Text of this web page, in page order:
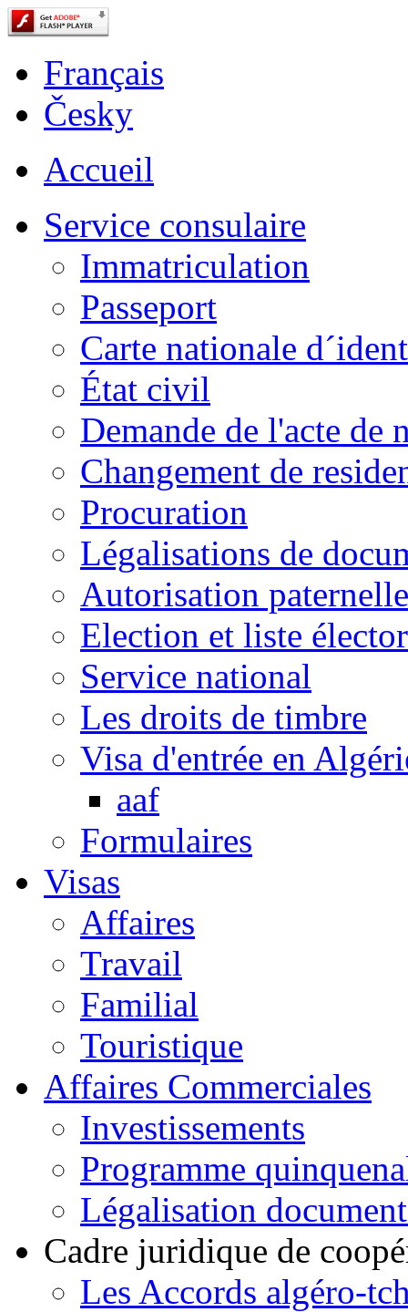
Français
Česky
Accueil
Service consulaire
Immatriculation
Passeport
Carte nationale
État civil
Demande de l'acte de
Changement de
Procuration
Légalisations de
Autorisation paternelle
Election et liste
Service national
Les droits de timbre
Visa d'entrée en
aaf
Formulaires
Visas
Affaires
Travail
Familial
Touristique
Affaires Commerciales
Investissements
Programme
Légalisation
Cadre juridique de
Les Accords algéro-